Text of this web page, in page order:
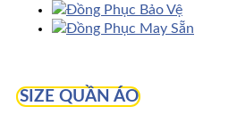
Đồng Phục Bảo Vệ
Đồng Phục May Sẵn
SIZE QUẦN ÁO